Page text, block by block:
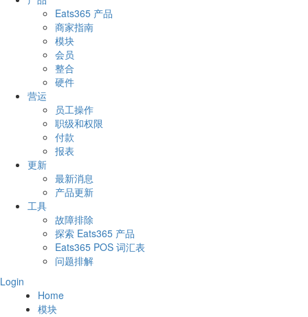
Eats365 产品
商家指南
模块
会员
整合
硬件
营运
员工操作
职级和权限
付款
报表
更新
最新消息
产品更新
工具
故障排除
探索 Eats365 产品
Eats365 POS 词汇表
问题排解
Login
Home
模块